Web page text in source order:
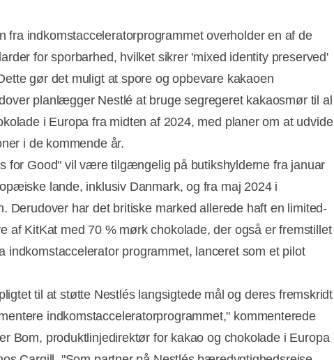
fra indkomstacceleratorprogrammet overholder en af de
for sporbarhed, hvilket sikrer 'mixed identity preserved'
gør det muligt at spore og opbevare kakaoen
planlægger Nestlé at bruge segregeret kakaosmør til al
i Europa fra midten af 2024, med planer om at udvide
i de kommende år.
for Good" vil være tilgængelig på butikshylderne fra januar
lande, inklusiv Danmark, og fra maj 2024 i
Derudover har det britiske marked allerede haft en limited-
af KitKat med 70 % mørk chokolade, der også er fremstillet
indkomstaccelerator programmet, lanceret som et pilot
til at støtte Nestlés langsigtede mål og deres fremskridt
indkomstacceleratorprogrammet," kommenterede
Bom, produktlinjedirektør for kakao og chokolade i Europa